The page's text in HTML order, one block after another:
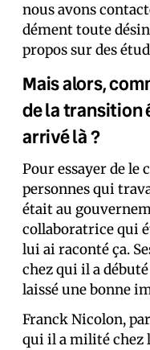
nous avons
dément toute
propos sur des
Mais alors,
de la transition
arrivé là ?
Pour essayer de le
personnes qui
était au
collaboratrice qui
lui ai raconté ça.
chez qui il a
laissé une bonne
Franck Nicolon,
qui il a milité chez